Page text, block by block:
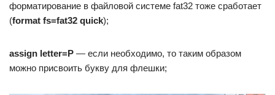
форматирование в файловой системе fat32 тоже сработает
(format fs=fat32 quick);
assign letter=P — если необходимо, то таким образом
можно присвоить букву для флешки;